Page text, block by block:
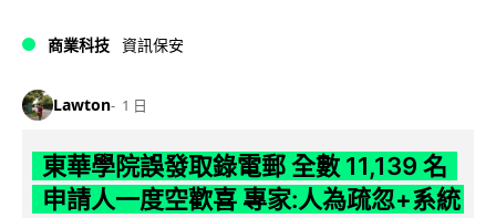
商業科技 資訊保安
Lawton 1 日
東華學院誤發取錄電郵 全數 11,139 名
申請人一度空歡喜 專家:人為疏忽+系統